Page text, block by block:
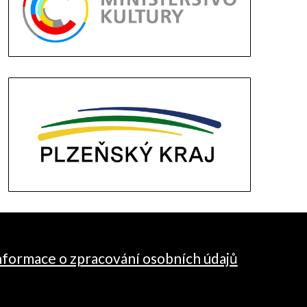
o zpracování osobních údajů